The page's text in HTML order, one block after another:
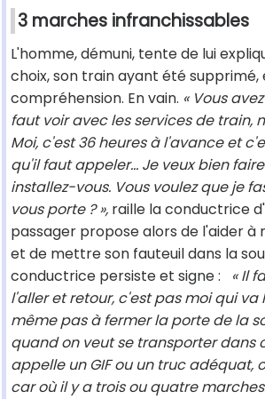
3 marches infranchissables
L'homme, démuni, tente de lui
choix, son train ayant été
compréhension. En vain. « Vous
faut voir avec les services de train,
Moi, c'est 36 heures à l'avance et
qu'il faut appeler... Je veux bien
installez-vous. Vous voulez que je
vous porte ? », raille la conductrice
passager propose alors de l'aider à
et de mettre son fauteuil dans la
conductrice persiste et signe :
« Il
l'aller et retour, c'est pas moi qui va
même pas à fermer la porte de la
quand on veut se transporter dans
appelle un GIF ou un truc adéquat,
car où il y a trois ou quatre